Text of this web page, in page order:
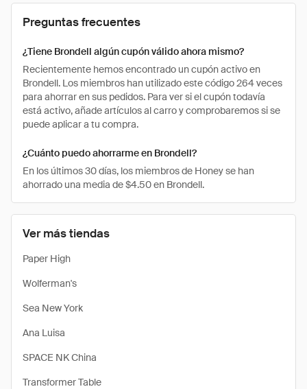
Ver más tiendas
Paper High
Wolferman's
Sea New York
Ana Luisa
SPACE NK China
Transformer Table
Preguntas frecuentes
¿Tiene Brondell algún cupón válido ahora mismo?
Recientemente hemos encontrado un cupón activo en
Brondell. Los miembros han utilizado este código 264 veces
para ahorrar en sus pedidos. Para ver si el cupón todavía
está activo, añade artículos al carro y comprobaremos si se
puede aplicar a tu compra.
¿Cuánto puedo ahorrarme en Brondell?
En los últimos 30 días, los miembros de Honey se han
ahorrado una media de $4.50 en Brondell.